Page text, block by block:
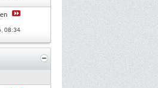
08:34